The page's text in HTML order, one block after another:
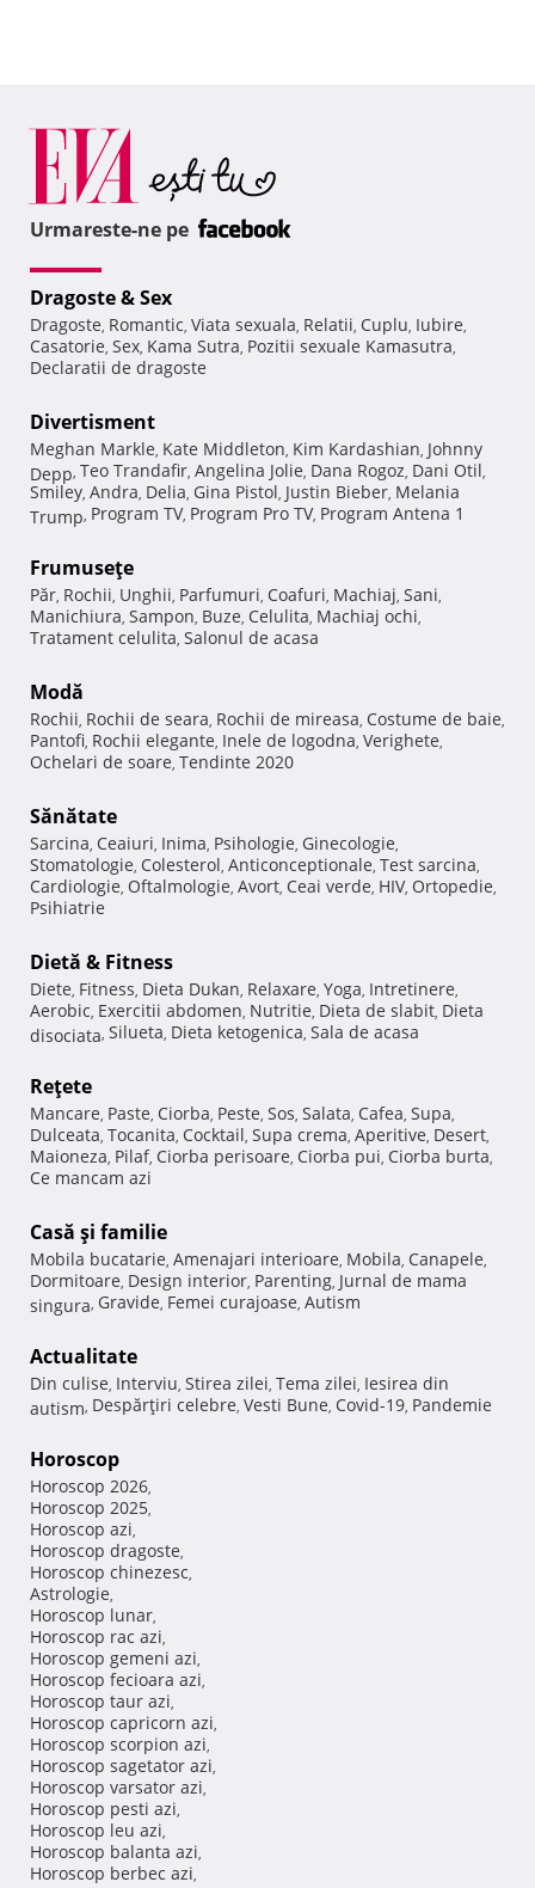
Urmareste-ne pe
Dragoste & Sex
Dragoste, Romantic, Viata sexuala, Relatii, Cuplu, Iubire,
Casatorie, Sex, Kama Sutra, Pozitii sexuale Kamasutra,
Declaratii de dragoste
Divertisment
Meghan Markle, Kate Middleton, Kim Kardashian, Johnny
Depp, Teo Trandafir, Angelina Jolie, Dana Rogoz, Dani Otil,
Smiley, Andra, Delia, Gina Pistol, Justin Bieber, Melania
Trump, Program TV, Program Pro TV, Program Antena 1
Frumuseţe
Păr, Rochii, Unghii, Parfumuri, Coafuri, Machiaj, Sani,
Manichiura, Sampon, Buze, Celulita, Machiaj ochi,
Tratament celulita, Salonul de acasa
Modă
Rochii, Rochii de seara, Rochii de mireasa, Costume de baie,
Pantofi, Rochii elegante, Inele de logodna, Verighete,
Ochelari de soare, Tendinte 2020
Sănătate
Sarcina, Ceaiuri, Inima, Psihologie, Ginecologie,
Stomatologie, Colesterol, Anticonceptionale, Test sarcina,
Cardiologie, Oftalmologie, Avort, Ceai verde, HIV, Ortopedie,
Psihiatrie
Dietă & Fitness
Diete, Fitness, Dieta Dukan, Relaxare, Yoga, Intretinere,
Aerobic, Exercitii abdomen, Nutritie, Dieta de slabit, Dieta
disociata, Silueta, Dieta ketogenica, Sala de acasa
Reţete
Mancare, Paste, Ciorba, Peste, Sos, Salata, Cafea, Supa,
Dulceata, Tocanita, Cocktail, Supa crema, Aperitive, Desert,
Maioneza, Pilaf, Ciorba perisoare, Ciorba pui, Ciorba burta,
Ce mancam azi
Casă şi familie
Mobila bucatarie, Amenajari interioare, Mobila, Canapele,
Dormitoare, Design interior, Parenting, Jurnal de mama
singura, Gravide, Femei curajoase, Autism
Actualitate
Din culise, Interviu, Stirea zilei, Tema zilei, Iesirea din
autism, Despărţiri celebre, Vesti Bune, Covid-19, Pandemie
Horoscop
Horoscop 2026,
Horoscop 2025,
Horoscop azi,
Horoscop dragoste,
Horoscop chinezesc,
Astrologie,
Horoscop lunar,
Horoscop rac azi,
Horoscop gemeni azi,
Horoscop fecioara azi,
Horoscop taur azi,
Horoscop capricorn azi,
Horoscop scorpion azi,
Horoscop sagetator azi,
Horoscop varsator azi,
Horoscop pesti azi,
Horoscop leu azi,
Horoscop balanta azi,
Horoscop berbec azi,